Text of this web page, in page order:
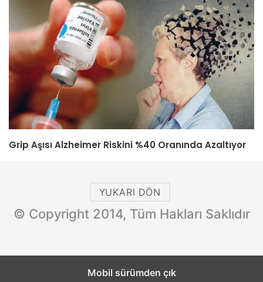
Grip Aşısı Alzheimer Riskini %40 Oranında Azaltıyor
YUKARI DÖN
© Copyright 2014, Tüm Hakları Saklıdır
Mobil sürümden çık